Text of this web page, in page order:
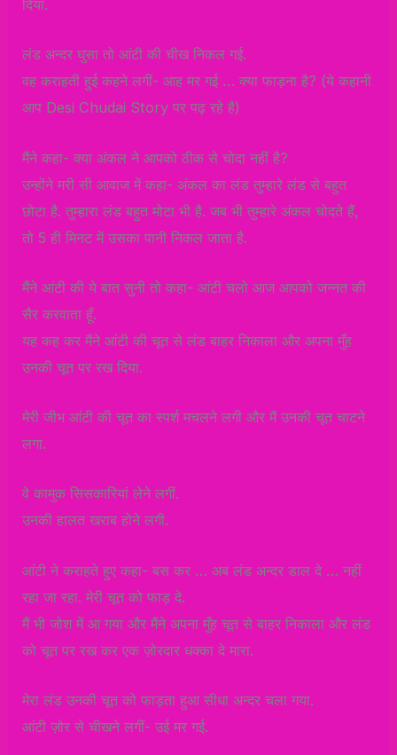
दिया.
लंड अन्दर घुसा तो आंटी की चीख निकल गई.
वह कराहती हुई कहने लगीं- आह मर गई … क्या फाड़ना है? (ये कहानी
आप Desi Chudai Story पर पढ़ रहे है)
मैंने कहा- क्या अंकल ने आपको ठीक से चोदा नहीं है?
उन्होंने मरी सी आवाज में कहा- अंकल का लंड तुम्हारे लंड से बहुत
छोटा है. तुम्हारा लंड बहुत मोटा भी है. जब भी तुम्हारे अंकल चोदते हैं,
तो 5 ही मिनट में उसका पानी निकल जाता है.
मैंने आंटी की ये बात सुनी तो कहा- आंटी चलो आज आपको जन्नत की
सैर करवाता हूँ.
यह कह कर मैंने आंटी की चूत से लंड बाहर निकाला और अपना मुँह
उनकी चूत पर रख दिया.
मेरी जीभ आंटी की चूत का स्पर्श मचलने लगी और मैं उनकी चूत चाटने
लगा.
वे कामुक सिसकारियां लेने लगीं.
उनकी हालत खराब होने लगी.
आंटी ने कराहते हुए कहा- बस कर … अब लंड अन्दर डाल दे … नहीं
रहा जा रहा. मेरी चूत को फाड़ दे.
मैं भी जोश में आ गया और मैंने अपना मुँह चूत से बाहर निकाला और लंड
को चूत पर रख कर एक ज़ोरदार धक्का दे मारा.
मेरा लंड उनकी चूत को फाड़ता हुआ सीधा अन्दर चला गया.
आंटी ज़ोर से चीखने लगीं- उई मर गई.